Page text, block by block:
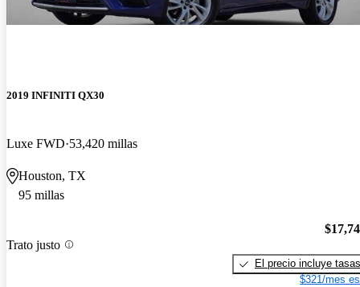
2019 INFINITI QX30
Luxe FWD 53,420 millas
Houston, TX
95 millas
Trato justo
El precio incluye tasas
$321/mes